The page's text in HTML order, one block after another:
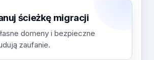
ścieżkę migracji
domeny i bezpieczne
zaufanie.